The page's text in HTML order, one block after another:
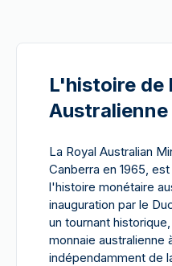
L'histoire de
Australienne
La Royal Australian
Canberra en 1965,
l'histoire monétaire
inauguration par le
un tournant
monnaie australienne
indépendamment de